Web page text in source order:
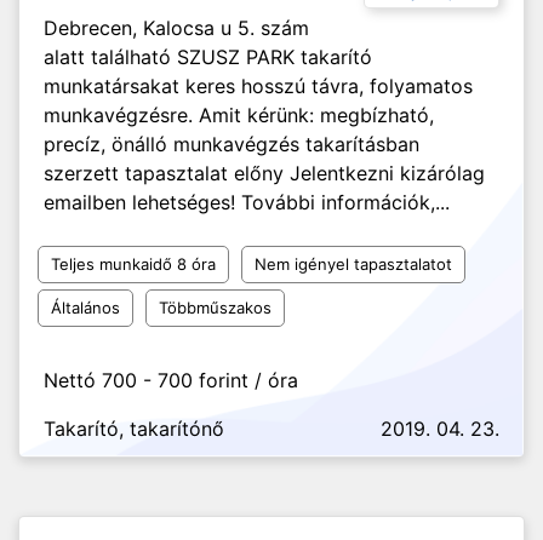
Debrecen, Kalocsa u 5. szám
alatt található SZUSZ PARK takarító
munkatársakat keres hosszú távra, folyamatos
munkavégzésre. Amit kérünk: megbízható,
precíz, önálló munkavégzés takarításban
szerzett tapasztalat előny Jelentkezni kizárólag
emailben lehetséges! További információk,...
Teljes munkaidő 8 óra Nem igényel tapasztalatot
Általános Többműszakos
Nettó 700 - 700 forint / óra
Takarító, takarítónő
2019. 04. 23.